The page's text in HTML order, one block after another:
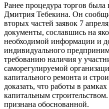
Ранее процедура торгов
Дмитрия Тебекина. Он
вторых частей заявок 7
документы, сославшись на
необходимой информации и
индивидуального
требованию наличия у
саморегулируемой
капитального ремонта и
доказать, что работы в
капитальным
признана обоснованной.